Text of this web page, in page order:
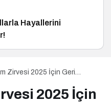
Hayallerini
Zirvesi 2025 İçin Geri
2025 İçin